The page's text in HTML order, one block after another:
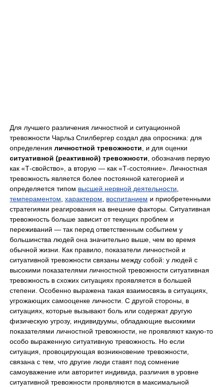
Для лучшего различения личностной и ситуационной
тревожности Чарльз Спилбергер создал два опросника: для
определения личностной тревожности, и для оценки
ситуативной (реактивной) тревожности, обозначив первую
как «Т-свойство», а вторую — как «Т-состояние». Личностная
тревожность является более постоянной категорией и
определяется типом высшей нервной деятельности,
темпераментом, характером, воспитанием и приобретенными
стратегиями реагирования на внешние факторы. Ситуативная
тревожность больше зависит от текущих проблем и
переживаний — так перед ответственным событием у
большинства людей она значительно выше, чем во время
обычной жизни. Как правило, показатели личностной и
ситуативной тревожности связаны между собой: у людей с
высокими показателями личностной тревожности ситуативная
тревожность в схожих ситуациях проявляется в большей
степени. Особенно выражена такая взаимосвязь в ситуациях,
угрожающих самооценке личности. С другой стороны, в
ситуациях, которые вызывают боль или содержат другую
физическую угрозу, индивидуумы, обладающие высокими
показателями личностной тревожности, не проявляют какую-то
особо выраженную ситуативную тревожность. Но если
ситуация, провоцирующая возникновение тревожности,
связана с тем, что другие люди ставят под сомнение
самоуважение или авторитет индивида, различия в уровне
ситуативной тревожности проявляются в максимальной